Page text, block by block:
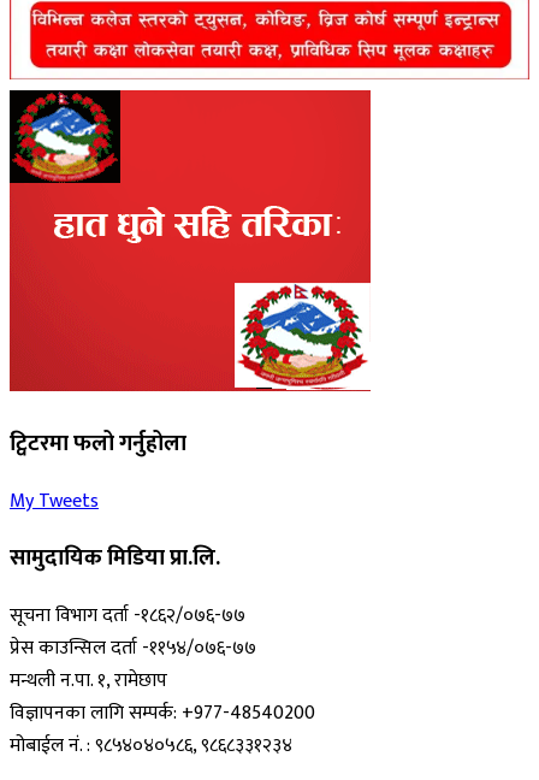
ट्विटरमा फलो गर्नुहोला
My Tweets
सामुदायिक मिडिया प्रा.लि.
सूचना विभाग दर्ता -१८६२/०७६-७७
प्रेस काउन्सिल दर्ता -११५४/०७६-७७
मन्थली न.पा. १, रामेछाप
विज्ञापनका लागि सम्पर्क: +977-48540200
मोबाईल नं. : ९८५४०४०५८६, ९८६८३३१२३४